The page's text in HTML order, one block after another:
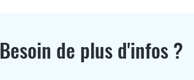
Besoin de plus d'infos ?